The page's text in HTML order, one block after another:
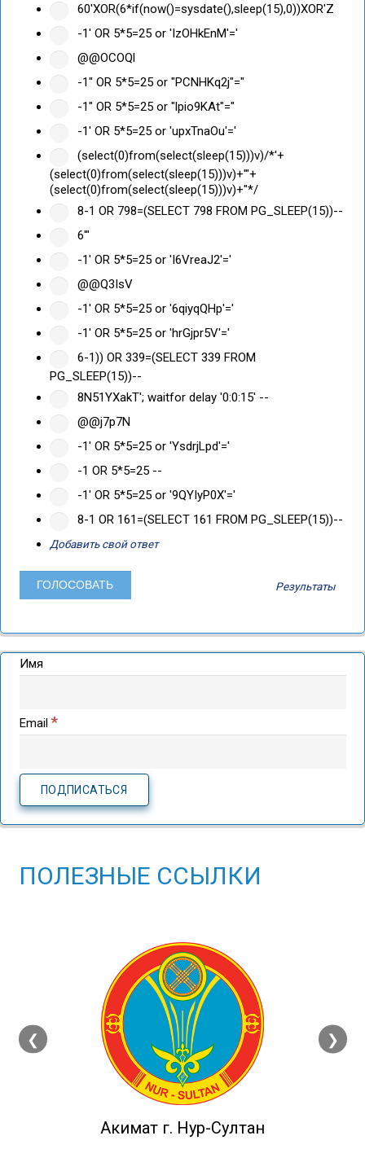
60'XOR(6*if(now()=sysdate(),sleep(15),0))XOR'Z
-1' OR 5*5=25 or 'IzOHkEnM'='
@@OCOQl
-1" OR 5*5=25 or "PCNHKq2j"="
-1" OR 5*5=25 or "lpio9KAt"="
-1' OR 5*5=25 or 'upxTnaOu'='
(select(0)from(select(sleep(15)))v)/*'+
(select(0)from(select(sleep(15)))v)+'"+
(select(0)from(select(sleep(15)))v)+"*/
8-1 OR 798=(SELECT 798 FROM PG_SLEEP(15))--
6'"
-1' OR 5*5=25 or 'I6VreaJ2'='
@@Q3IsV
-1' OR 5*5=25 or '6qiyqQHp'='
-1' OR 5*5=25 or 'hrGjpr5V'='
6-1)) OR 339=(SELECT 339 FROM
PG_SLEEP(15))--
8N51YXakT'; waitfor delay '0:0:15' --
@@j7p7N
-1' OR 5*5=25 or 'YsdrjLpd'='
-1 OR 5*5=25 --
-1' OR 5*5=25 or '9QYIyP0X'='
8-1 OR 161=(SELECT 161 FROM PG_SLEEP(15))--
Добавить свой ответ
Результаты
Имя
Email *
ПОЛЕЗНЫЕ ССЫЛКИ
❮
Акимат г. Нур-Султан
❯